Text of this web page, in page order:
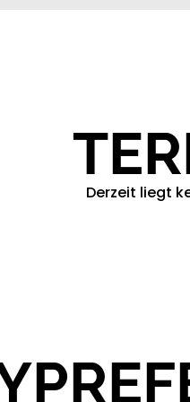
Derzeit liegt